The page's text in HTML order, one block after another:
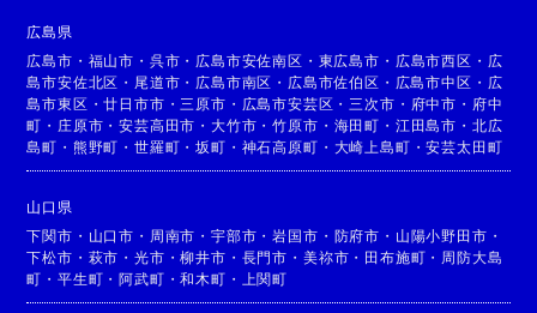
広島県
広島市 ・ 福山市 ・ 呉市 ・ 広島市安佐南区 ・ 東広島市 ・ 広島市西区 ・ 広
島市安佐北区 ・ 尾道市 ・ 広島市南区 ・ 広島市佐伯区 ・ 広島市中区 ・ 広
島市東区 ・廿日市市 ・ 三原市 ・ 広島市安芸区 ・ 三次市 ・ 府中市 ・ 府中
町 ・ 庄原市 ・安芸高田市 ・大竹市 ・竹原市 ・ 海田町 ・ 江田島市 ・ 北広
島町 ・ 熊野町 ・世羅町 ・坂町 ・ 神石高原町 ・ 大崎上島町 ・安芸太田町
山口県
下関市 ・ 山口市 ・ 周南市 ・宇部市 ・岩国市 ・ 防府市 ・ 山陽小野田市 ・
下松市 ・ 萩市 ・光市 ・柳井市 ・ 長門市 ・ 美祢市 ・ 田布施町 ・ 周防大島
町 ・平生町 ・阿武町 ・和木町 ・ 上関町